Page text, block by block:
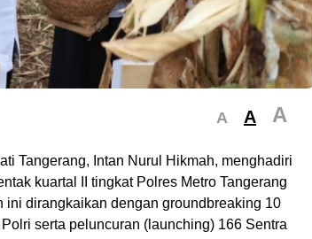
A A A
Tangerang, Intan Nurul Hikmah, menghadiri
kuartal II tingkat Polres Metro Tangerang
ini dirangkaikan dengan groundbreaking 10
serta peluncuran (launching) 166 Sentra